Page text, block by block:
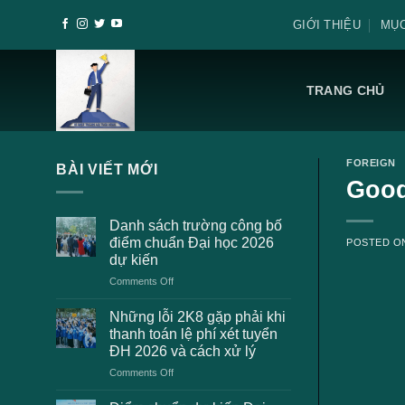
GIỚI THIỆU
TRANG CHỦ
BÀI VIẾT MỚI
Danh sách trường công bố
điểm chuẩn Đại học 2026
dự kiến
Comments Offon
sách
trường
công
bố
điểm
Đại
Những lỗi 2K8 gặp phải khi
thanh toán lệ phí xét tuyển
ĐH 2026 và cách xử lý
Comments Offon
lỗi
FOREIGN
POSTED